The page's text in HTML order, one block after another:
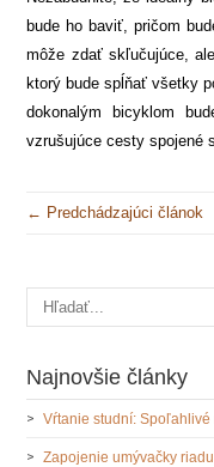
bude ho baviť, pričom
môže zdať skľučujúce,
ktorý bude spĺňať všetky
dokonalým bicyklom
vzrušujúce cesty spojené
← Predchádzajúci článok
Najnovšie články
Vŕtanie studní:
Zapojenie umývačky